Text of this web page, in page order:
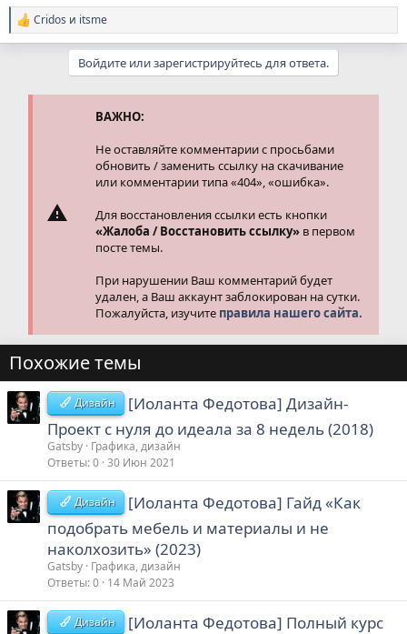
Р
е
Cridos и itsme
Войдите или зарегистрируйтесь для ответа.
ВАЖНО:
Не оставляйте комментарии с просьбами
обновить / заменить ссылку на скачивание
или комментарии типа «404», «ошибка».
Для восстановления ссылки есть кнопки
«Жалоба / Восстановить ссылку» в первом
посте темы.
При нарушении Ваш комментарий будет
удален, а Ваш аккаунт заблокирован на сутки.
Пожалуйста, изучите правила нашего сайта.
Похожие темы
Дизайн
[Иоланта Федотова] Дизайн-
Проект с нуля до идеала за 8 недель (2018)
Gatsby Графика, дизайн
Ответы 0 30 Июн 2021
Дизайн
[Иоланта Федотова] Гайд «Как
подобрать мебель и материалы и не
наколхозить» (2023)
Gatsby Графика, дизайн
Ответы 0 14 Май 2023
Дизайн
[Иоланта Федотова] Полный курс